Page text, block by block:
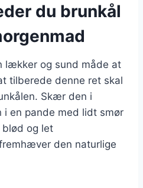
du brunkål
lækker og sund måde at
tilberede denne ret skal
Skær den i
i en pande med lidt smør
blød og let
den naturlige